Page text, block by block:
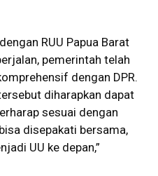
RUU Papua Barat
pemerintah telah
dengan DPR.
diharapkan dapat
sesuai dengan
disepakati bersama,
UU ke depan,”